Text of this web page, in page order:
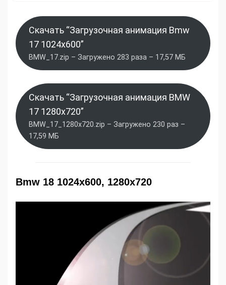
Скачать “Загрузочная анимация Bmw
17 1024x600”
BMW_17.zip – Загружено 283 раза – 17,57 МБ
Скачать “Загрузочная анимация BMW
17 1280x720”
BMW_17_1280x720.zip – Загружено 230 раз –
17,59 МБ
Bmw 18 1024x600, 1280x720